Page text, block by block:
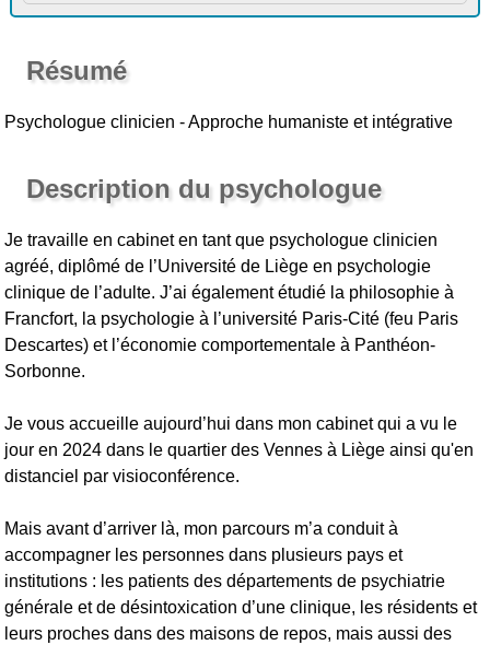
Résumé
Psychologue clinicien - Approche humaniste et intégrative
Description du psychologue
Je travaille en cabinet en tant que psychologue clinicien
agréé, diplômé de l’Université de Liège en psychologie
clinique de l’adulte. J’ai également étudié la philosophie à
Francfort, la psychologie à l’université Paris-Cité (feu Paris
Descartes) et l’économie comportementale à Panthéon-
Sorbonne.
Je vous accueille aujourd’hui dans mon cabinet qui a vu le
jour en 2024 dans le quartier des Vennes à Liège ainsi qu'en
distanciel par visioconférence.
Mais avant d’arriver là, mon parcours m’a conduit à
accompagner les personnes dans plusieurs pays et
institutions : les patients des départements de psychiatrie
générale et de désintoxication d’une clinique, les résidents et
leurs proches dans des maisons de repos, mais aussi des